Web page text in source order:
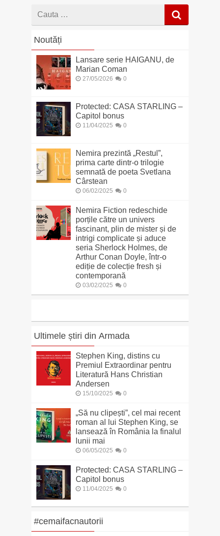
Cauta
Noutăți
Lansare serie HAIGANU, de
Marian Coman
27/05/2026 0
Protected: CASA STARLING –
Capitol bonus
11/04/2025 0
Nemira prezintă „Restul”,
prima carte dintr-o trilogie
semnată de poeta Svetlana
Cârstean
06/02/2025 0
Nemira Fiction redeschide
porțile către un univers
fascinant, plin de mister și de
intrigi complicate și aduce
seria Sherlock Holmes, de
Arthur Conan Doyle, într-o
ediție de colecție fresh și
contemporană
03/02/2025 0
Ultimele știri din Armada
Stephen King, distins cu
Premiul Extraordinar pentru
Literatură Hans Christian
Andersen
15/10/2025 0
„Să nu clipești”, cel mai recent
roman al lui Stephen King, se
lansează în România la finalul
lunii mai
06/05/2025 0
Protected: CASA STARLING –
Capitol bonus
11/04/2025 0
#cemaifacnautorii